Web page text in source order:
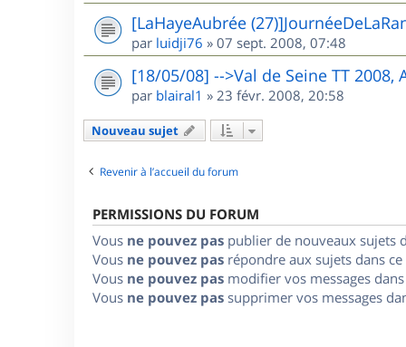
[LaHayeAubrée
par luidji76 » 07 sept. 2008, 07:48
[18/05/08] -->Val de Seine TT 2008,
par blairal1 » 23 févr. 2008, 20:58
Nouveau sujet
Revenir à l’accueil du forum
PERMISSIONS DU FORUM
Vous ne pouvez pas publier de nouveaux sujets
Vous ne pouvez pas répondre aux sujets dans
Vous ne pouvez pas modifier vos messages
Vous ne pouvez pas supprimer vos messages